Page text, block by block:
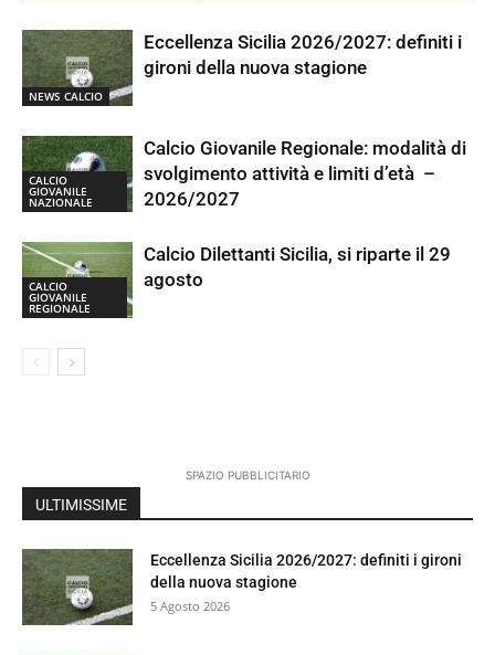
NEWS CALCIO
Eccellenza Sicilia 2026/2027: definiti i
gironi della nuova stagione
CALCIO
GIOVANILE
NAZIONALE
Calcio Giovanile Regionale: modalità di
svolgimento attività e limiti d’età –
2026/2027
CALCIO
GIOVANILE
REGIONALE
Calcio Dilettanti Sicilia, si riparte il 29
agosto
SPAZIO PUBBLICITARIO
ULTIMISSIME
Eccellenza Sicilia 2026/2027: definiti i gironi
della nuova stagione
5 Agosto 2026